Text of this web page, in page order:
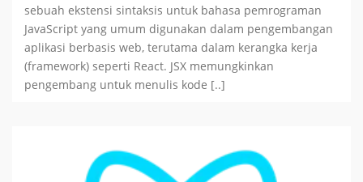
sebuah ekstensi sintaksis untuk bahasa pemrograman
JavaScript yang umum digunakan dalam pengembangan
aplikasi berbasis web, terutama dalam kerangka kerja
(framework) seperti React. JSX memungkinkan
pengembang untuk menulis kode [..]